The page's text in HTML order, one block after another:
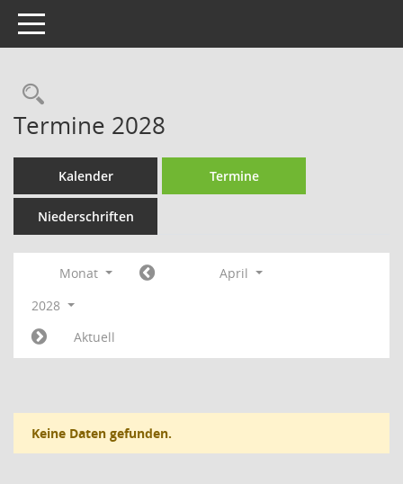
Toggle navigation
Rechercheauswahl
Termine 2028
Kalender Termine
Niederschriften
Monat
April
2028
Aktuell
Keine Daten gefunden.